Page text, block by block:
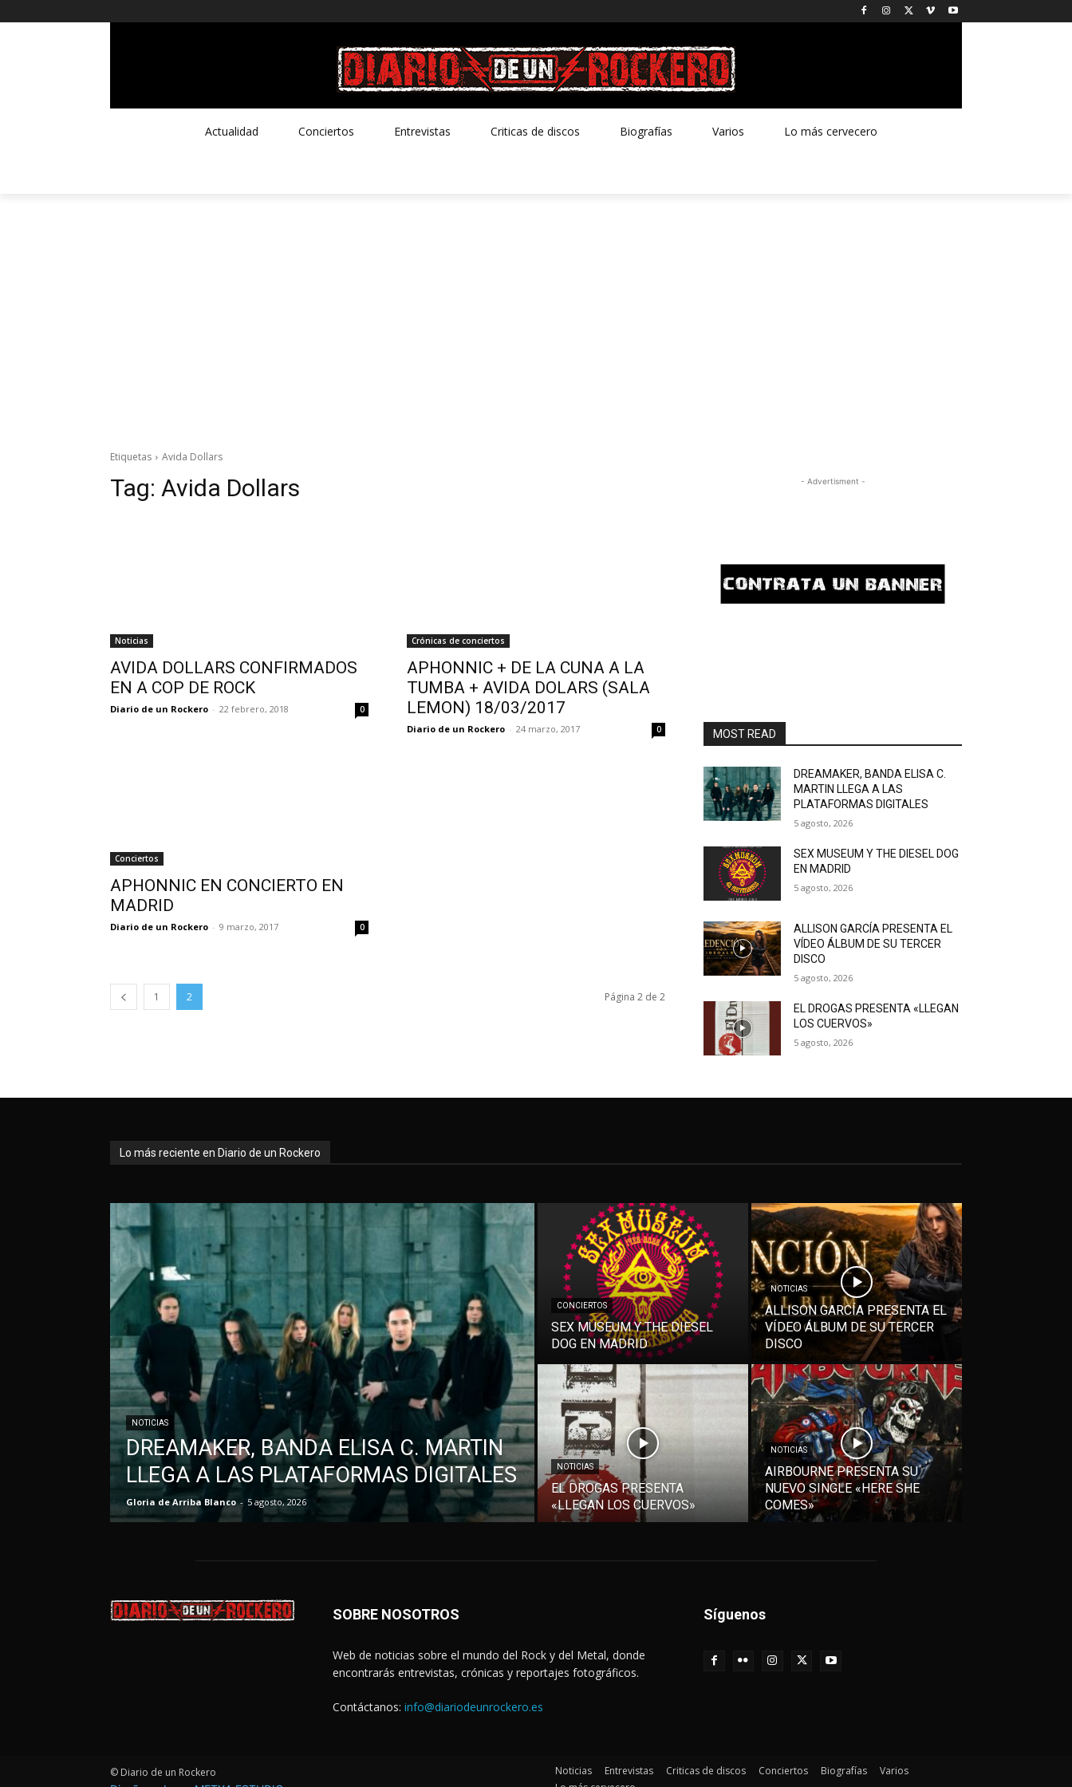
Actualidad Conciertos Entrevistas Criticas de discos Biografías Varios Lo más cervecero
Etiquetas Avida Dollars
Tag: Avida Dollars
Noticias
AVIDA DOLLARS CONFIRMADOS
EN A COP DE ROCK
Diario de un Rockero - 22 febrero, 2018 0
Crónicas de conciertos
APHONNIC + DE LA CUNA A LA
TUMBA + AVIDA DOLARS (SALA
LEMON) 18/03/2017
Diario de un Rockero - 24 marzo, 2017 0
Conciertos
APHONNIC EN CONCIERTO EN
MADRID
Diario de un Rockero - 9 marzo, 2017 0
1 2 Página 2 de 2
- Advertisment -
MOST READ
DREAMAKER, BANDA ELISA C.
MARTIN LLEGA A LAS
PLATAFORMAS DIGITALES
5 agosto, 2026
SEX MUSEUM Y THE DIESEL DOG
EN MADRID
5 agosto, 2026
ALLISON GARCÍA PRESENTA EL
VÍDEO ÁLBUM DE SU TERCER
DISCO
5 agosto, 2026
EL DROGAS PRESENTA «LLEGAN
LOS CUERVOS»
5 agosto, 2026
Lo más reciente en Diario de un Rockero
NOTICIAS
DREAMAKER, BANDA ELISA C. MARTIN
LLEGA A LAS PLATAFORMAS DIGITALES
Gloria de Arriba Blanco - 5 agosto, 2026
CONCIERTOS
SEX MUSEUM Y THE DIESEL
DOG EN MADRID
NOTICIAS
ALLISON GARCÍA PRESENTA EL
VÍDEO ÁLBUM DE SU TERCER
DISCO
NOTICIAS
EL DROGAS PRESENTA
«LLEGAN LOS CUERVOS»
NOTICIAS
AIRBOURNE PRESENTA SU
NUEVO SINGLE «HERE SHE
COMES»
SOBRE NOSOTROS
Web de noticias sobre el mundo del Rock y del Metal, donde
encontrarás entrevistas, crónicas y reportajes fotográficos.
Contáctanos: info@diariodeunrockero.es
Síguenos
© Diario de un Rockero
Noticias Entrevistas Criticas de discos Conciertos Biografías
Varios